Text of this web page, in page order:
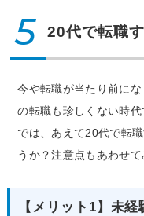
5 20代で転職
今や転職が当たり前に
の転職も珍しくない時代
では、あえて20代で転
うか？注意点もあわせて
【メリット1】未